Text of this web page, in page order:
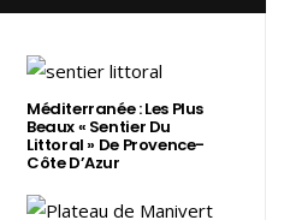
Méditerranée : Les Plus
Beaux « Sentier Du
Littoral » De Provence-
Côte D’Azur